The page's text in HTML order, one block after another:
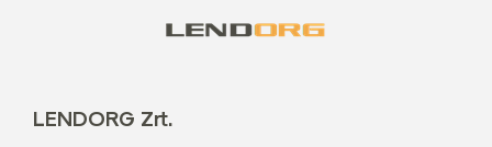
LENDORG Zrt.